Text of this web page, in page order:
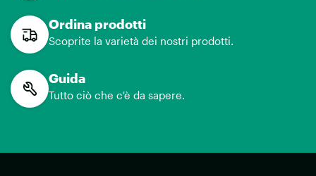
Ordina prodotti
Scoprite la varietà dei nostri prodotti.
Guida
Tutto ciò che c'è da sapere.